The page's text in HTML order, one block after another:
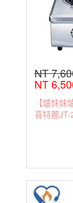
NT
NT
【爐妹妹
喜特麗